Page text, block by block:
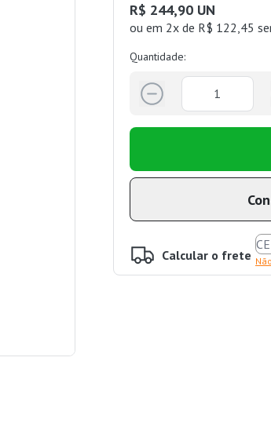
R$ 244,90 UN
ou em 2x de R$ 122,45
Quantidade:
Calcular o frete